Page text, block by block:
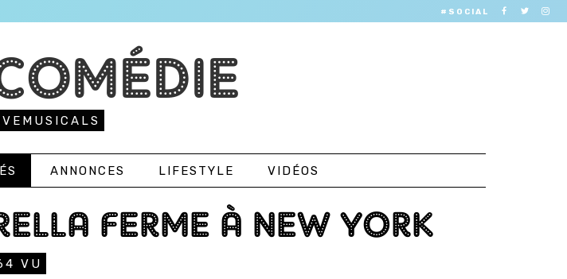
#SOCIAL
ANNONCES LIFESTYLE VIDÉOS
FERME À NEW YORK
VU